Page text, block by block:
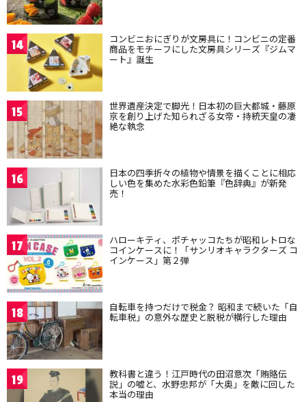
14 コンビニおにぎりが文房具に！コンビニの定番
商品をモチーフにした文房具シリーズ『ジムマ
ート』誕生
15 世界遺産決定で脚光！日本初の巨大都城・藤原
京を創り上げた知られざる女帝・持統天皇の凄
絶な執念
16 日本の四季折々の植物や情景を描くことに相応
しい色を集めた水彩色鉛筆『色辞典』が新発
売！
17 ハローキティ、ポチャッコたちが昭和レトロな
コインケースに！「サンリオキャラクターズ コ
インケース」第２弾
18 自転車を持つだけで税金？ 昭和まで続いた「自
転車税」の意外な歴史と脱税が横行した理由
19 教科書と違う！江戸時代の田沼意次「賄賂伝
説」の嘘と、水野忠邦が「大奥」を敵に回した
本当の理由